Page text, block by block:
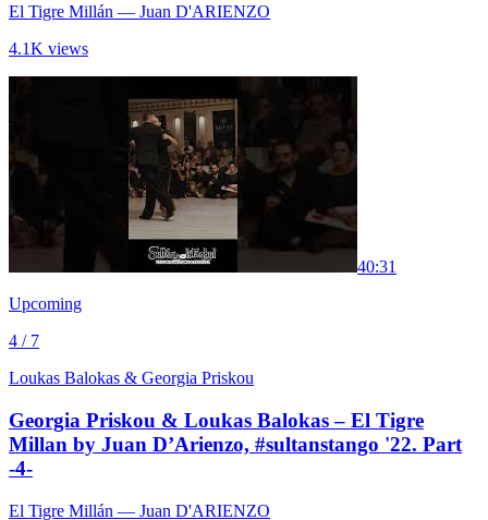
El Tigre Millán — Juan D'ARIENZO
4.1K views
40:31
Upcoming
4 / 7
Loukas Balokas & Georgia Priskou
Georgia Priskou & Loukas Balokas – El Tigre
Millan by Juan D’Arienzo, #sultanstango '22. Part
-4-
El Tigre Millán — Juan D'ARIENZO